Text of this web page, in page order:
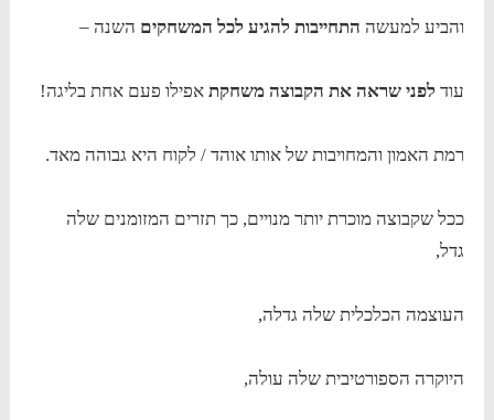
והביע למעשה התחייבות להגיע לכל המשחקים השנה –
עוד לפני שראה את הקבוצה משחקת אפילו פעם אחת בליגה!
רמת האמון והמחויבות של אותו אוהד / לקוח היא גבוהה מאד.
ככל שקבוצה מוכרת יותר מנויים, כך תזרים המזומנים שלה
גדל,
העוצמה הכלכלית שלה גדלה,
היוקרה הספורטיבית שלה עולה,